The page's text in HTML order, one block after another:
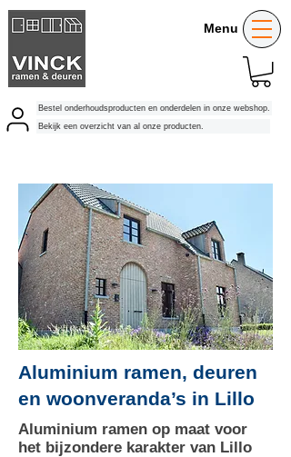
Bekijk een overzicht van al onze producten.
Bestel onderhoudsproducten en onderdelen in onze webshop.
Menu
Aluminium ramen, deuren
en woonveranda’s in Lillo
Aluminium ramen op maat voor
het bijzondere karakter van Lillo